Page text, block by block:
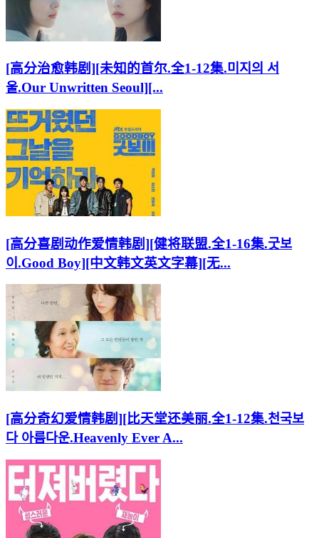
[高分治愈韩剧][未知的首尔.全1-12集.미지의 서
울.Our Unwritten Seoul][...
[高分喜剧动作爱情韩剧][健将联盟.全1-16集.굿보
이.Good Boy][中文韩文英文字幕][无...
[高分奇幻爱情韩剧][比天堂还美丽.全1-12集.천국보
다 아름다운.Heavenly Ever A...